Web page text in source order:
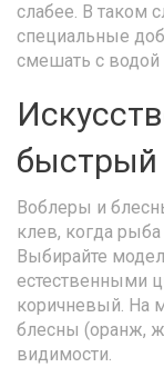
слабее. В таком
специальные
смешать с водой
быстрый
Воблеры и
клев, когда
Выбирайте
естественными
коричневый. На
блесны (оранж,
видимости.